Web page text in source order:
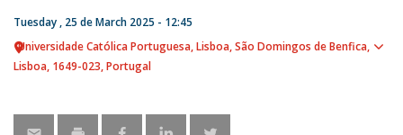
Tuesday , 25 de March 2025 - 12:45
Universidade Católica Portuguesa Lisboa São Domingos de Benfica,
Lisboa 1649-023 Portugal